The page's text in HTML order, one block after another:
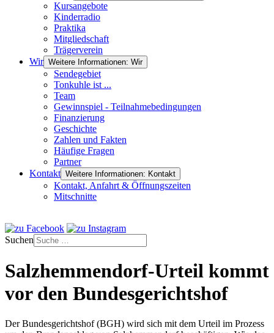
Kursangebote
Kinderradio
Praktika
Mitgliedschaft
Trägerverein
Wir Weitere Informationen: Wir
Sendegebiet
Tonkuhle ist ...
Team
Gewinnspiel - Teilnahmebedingungen
Finanzierung
Geschichte
Zahlen und Fakten
Häufige Fragen
Partner
Kontakt Weitere Informationen: Kontakt
Kontakt, Anfahrt & Öffnungszeiten
Mitschnitte
Suchen
Salzhemmendorf-Urteil kommt
vor den Bundesgerichtshof
Der Bundesgerichtshof (BGH) wird sich mit dem Urteil im Prozess